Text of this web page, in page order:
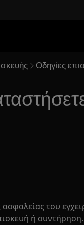
Οδηγίες
ασφαλείας του
ή συντήρηση.